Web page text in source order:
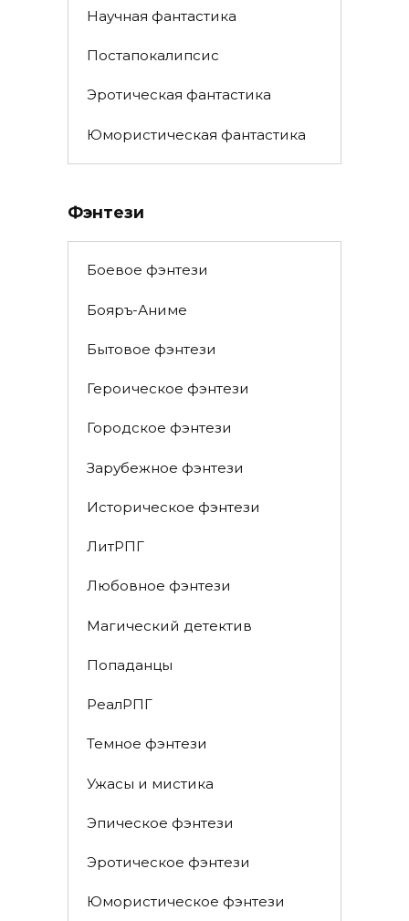
Научная фантастика
Постапокалипсис
Эротическая фантастика
Юмористическая фантастика
Фэнтези
Боевое фэнтези
Бояръ-Аниме
Бытовое фэнтези
Героическое фэнтези
Городское фэнтези
Зарубежное фэнтези
Историческое фэнтези
ЛитРПГ
Любовное фэнтези
Магический детектив
Попаданцы
РеалРПГ
Темное фэнтези
Ужасы и мистика
Эпическое фэнтези
Эротическое фэнтези
Юмористическое фэнтези